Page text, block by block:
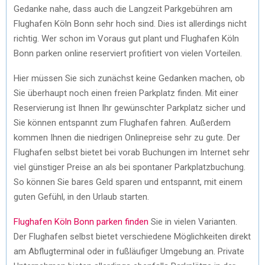
Gedanke nahe, dass auch die Langzeit Parkgebühren am
Flughafen Köln Bonn sehr hoch sind. Dies ist allerdings nicht
richtig. Wer schon im Voraus gut plant und Flughafen Köln
Bonn parken online reserviert profitiert von vielen Vorteilen.
Hier müssen Sie sich zunächst keine Gedanken machen, ob
Sie überhaupt noch einen freien Parkplatz finden. Mit einer
Reservierung ist Ihnen Ihr gewünschter Parkplatz sicher und
Sie können entspannt zum Flughafen fahren. Außerdem
kommen Ihnen die niedrigen Onlinepreise sehr zu gute. Der
Flughafen selbst bietet bei vorab Buchungen im Internet sehr
viel günstiger Preise an als bei spontaner Parkplatzbuchung.
So können Sie bares Geld sparen und entspannt, mit einem
guten Gefühl, in den Urlaub starten.
Flughafen Köln Bonn parken finden Sie in vielen Varianten.
Der Flughafen selbst bietet verschiedene Möglichkeiten direkt
am Abflugterminal oder in fußläufiger Umgebung an. Private